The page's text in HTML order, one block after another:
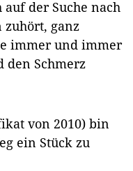
der Suche nach
zuhört, ganz
immer und immer
den Schmerz
von 2010) bin
ein Stück zu